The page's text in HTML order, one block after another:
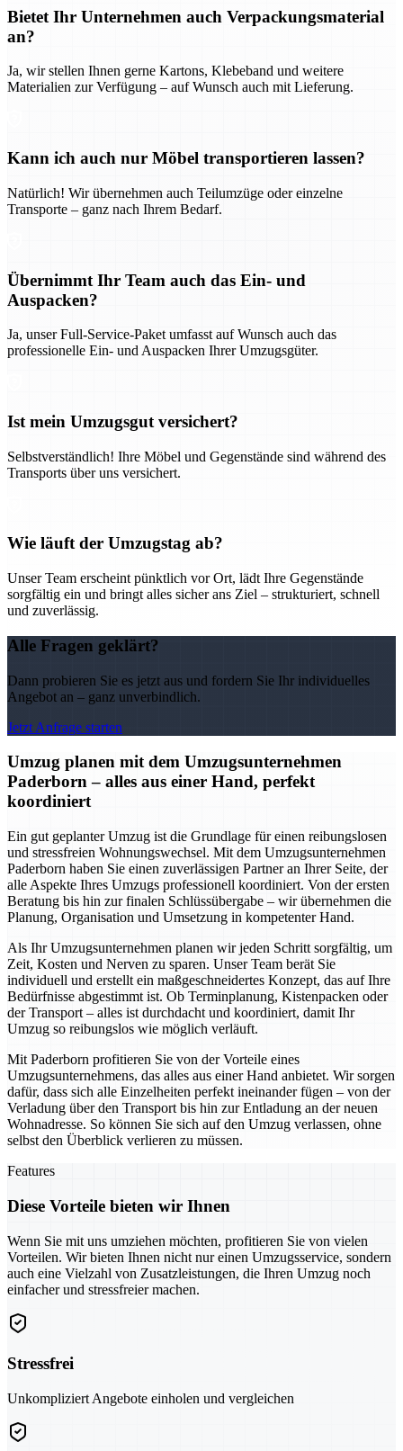
Bietet Ihr Unternehmen auch Verpackungsmaterial
an?
Ja, wir stellen Ihnen gerne Kartons, Klebeband und weitere
Materialien zur Verfügung – auf Wunsch auch mit Lieferung.
Kann ich auch nur Möbel transportieren lassen?
Natürlich! Wir übernehmen auch Teilumzüge oder einzelne
Transporte – ganz nach Ihrem Bedarf.
Übernimmt Ihr Team auch das Ein- und
Auspacken?
Ja, unser Full-Service-Paket umfasst auf Wunsch auch das
professionelle Ein- und Auspacken Ihrer Umzugsgüter.
Ist mein Umzugsgut versichert?
Selbstverständlich! Ihre Möbel und Gegenstände sind während des
Transports über uns versichert.
Wie läuft der Umzugstag ab?
Unser Team erscheint pünktlich vor Ort, lädt Ihre Gegenstände
sorgfältig ein und bringt alles sicher ans Ziel – strukturiert, schnell
und zuverlässig.
Alle Fragen geklärt?
Dann probieren Sie es jetzt aus und fordern Sie Ihr individuelles
Angebot an – ganz unverbindlich.
Jetzt Anfrage starten
Umzug planen mit dem Umzugsunternehmen
Paderborn – alles aus einer Hand, perfekt
koordiniert
Ein gut geplanter Umzug ist die Grundlage für einen reibungslosen
und stressfreien Wohnungswechsel. Mit dem Umzugsunternehmen
Paderborn haben Sie einen zuverlässigen Partner an Ihrer Seite, der
alle Aspekte Ihres Umzugs professionell koordiniert. Von der ersten
Beratung bis hin zur finalen Schlüssübergabe – wir übernehmen die
Planung, Organisation und Umsetzung in kompetenter Hand.
Als Ihr Umzugsunternehmen planen wir jeden Schritt sorgfältig, um
Zeit, Kosten und Nerven zu sparen. Unser Team berät Sie
individuell und erstellt ein maßgeschneidertes Konzept, das auf Ihre
Bedürfnisse abgestimmt ist. Ob Terminplanung, Kistenpacken oder
der Transport – alles ist durchdacht und koordiniert, damit Ihr
Umzug so reibungslos wie möglich verläuft.
Mit Paderborn profitieren Sie von der Vorteile eines
Umzugsunternehmens, das alles aus einer Hand anbietet. Wir sorgen
dafür, dass sich alle Einzelheiten perfekt ineinander fügen – von der
Verladung über den Transport bis hin zur Entladung an der neuen
Wohnadresse. So können Sie sich auf den Umzug verlassen, ohne
selbst den Überblick verlieren zu müssen.
Features
Diese Vorteile bieten wir Ihnen
Wenn Sie mit uns umziehen möchten, profitieren Sie von vielen
Vorteilen. Wir bieten Ihnen nicht nur einen Umzugsservice, sondern
auch eine Vielzahl von Zusatzleistungen, die Ihren Umzug noch
einfacher und stressfreier machen.
Stressfrei
Unkompliziert Angebote einholen und vergleichen